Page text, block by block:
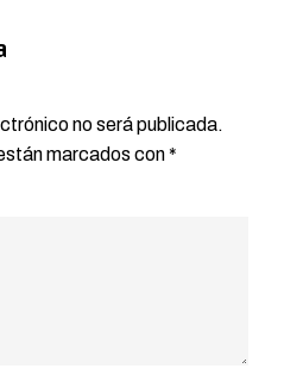
no será publicada.
marcados con*